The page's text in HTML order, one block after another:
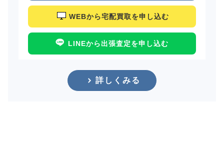
WEBから宅配買取を申し込む
LINEから出張査定を申し込む
詳しくみる